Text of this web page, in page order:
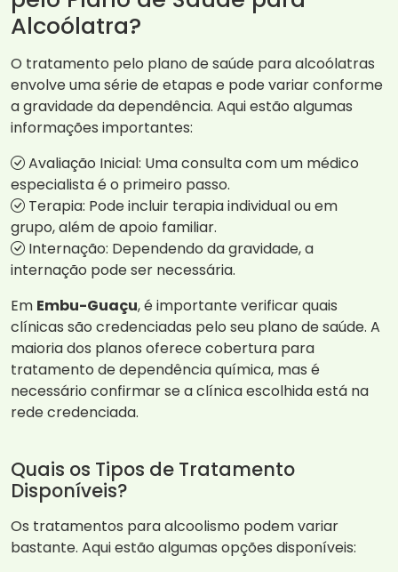
Alcoólatra?
O tratamento pelo plano de saúde para alcoólatras
envolve uma série de etapas e pode variar conforme
a gravidade da dependência. Aqui estão algumas
informações importantes:
Avaliação Inicial: Uma consulta com um médico
especialista é o primeiro passo.
Terapia: Pode incluir terapia individual ou em
grupo, além de apoio familiar.
Internação: Dependendo da gravidade, a
internação pode ser necessária.
Em Embu-Guaçu, é importante verificar quais
clínicas são credenciadas pelo seu plano de saúde. A
maioria dos planos oferece cobertura para
tratamento de dependência química, mas é
necessário confirmar se a clínica escolhida está na
rede credenciada.
Quais os Tipos de Tratamento
Disponíveis?
Os tratamentos para alcoolismo podem variar
bastante. Aqui estão algumas opções disponíveis: